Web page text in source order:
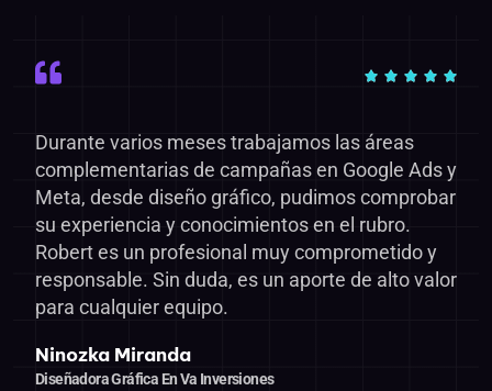
Durante varios meses trabajamos las áreas
complementarias de campañas en Google Ads y
Meta, desde diseño gráfico, pudimos comprobar
su experiencia y conocimientos en el rubro.
Robert es un profesional muy comprometido y
responsable. Sin duda, es un aporte de alto valor
para cualquier equipo.
Ninozka Miranda
Diseñadora Gráfica En Va Inversiones